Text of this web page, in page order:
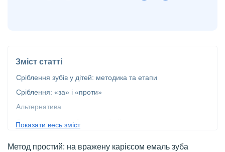
Зміст статті
Сріблення зубів у дітей: методика та етапи
Сріблення: «за» і «проти»
Альтернатива
Фторування чи сріблення зубів?
Показати весь зміст
Метод простий: на вражену карієсом емаль зуба